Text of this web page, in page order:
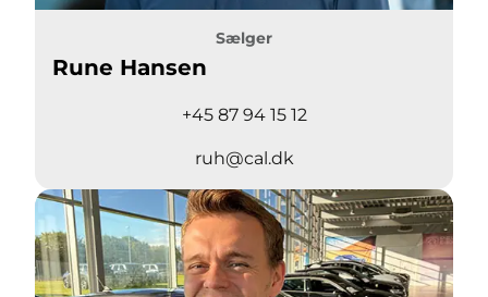
Sælger
Rune Hansen
+45 87 94 15 12
ruh@cal.dk